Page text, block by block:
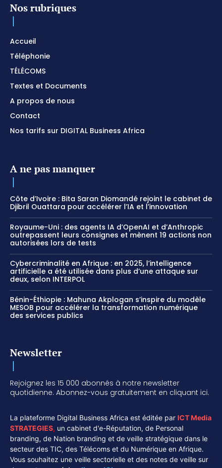
Nos rubriques
Accueil
Téléphonie
TÉLÉCOMS
Textes et Documents
A propos de nous
Contact
Nos tarifs sur DIGITAL Business Africa
A ne pas manquer
Côte d’Ivoire : Bita Saran Diomandé rejoint le cabinet de
Djibril Ouattara pour accélérer l’IA et l’innovation
Royaume-Uni : des agents IA d’OpenAI et d’Anthropic
outrepassent leurs consignes et mènent 19 actions non
autorisées lors de tests
Cybercriminalité en Afrique : en 2025, l’intelligence
artificielle a été utilisée dans plus d’une attaque sur
deux, selon INTERPOL
Bénin-Éthiopie : Mahuna Akplogan s’inspire du modèle
MESOB pour accélérer la transformation numérique
des services publics
Newsletter
Rejoignez les 15 000 abonnés à notre newsletter
quotidienne. Abonnez-vous gratuitement en cliquant ici.
La plateforme Digital Business Africa est éditée par ICT Media
STRATEGIES, un cabinet d'e-Réputation, de Personal
branding, de Nation branding et de veille stratégique dans le
secteur des TIC, des Télécoms et du Numérique en Afrique.
Vous souhaitez une veille sectorielle et des notes de veille sur